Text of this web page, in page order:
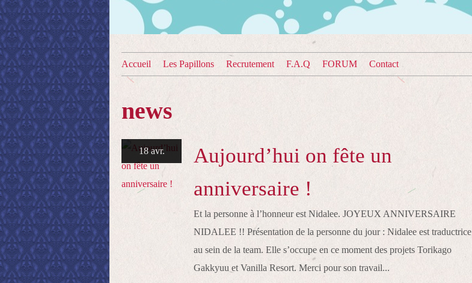
Accueil Les Papillons Recrutement F.A.Q FORUM Contact
news
18 avr.
Aujourd’hui on fête un
anniversaire !
Et la personne à l’honneur est Nidalee. JOYEUX ANNIVERSAIRE
NIDALEE !! Présentation de la personne du jour : Nidalee est traductrice
au sein de la team. Elle s’occupe en ce moment des projets Torikago
Gakkyuu et Vanilla Resort. Merci pour son travail...